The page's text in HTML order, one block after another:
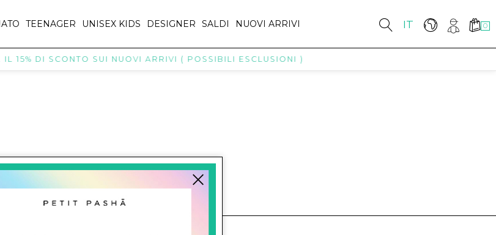
IT 0
TEENAGER UNISEX KIDS DESIGNER SALDI NUOVI ARRIVI
15% DI SCONTO SUI NUOVI ARRIVI ( POSSIBILI ESCLUSIONI )